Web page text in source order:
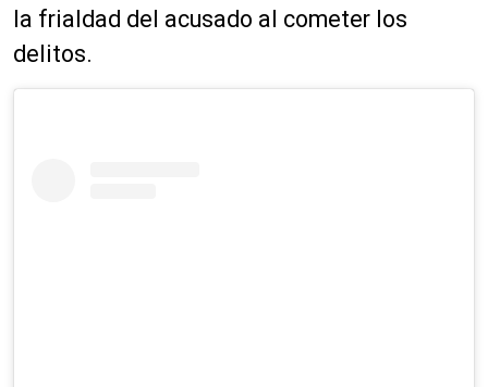
la frialdad del acusado al cometer los
delitos.